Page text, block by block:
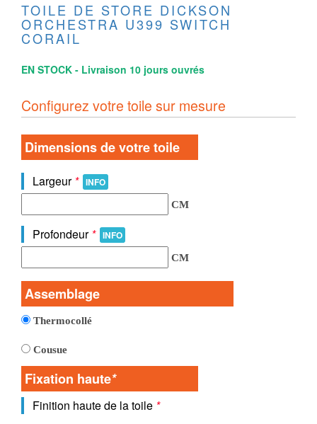
TOILE DE STORE DICKSON
ORCHESTRA U399 SWITCH
CORAIL
EN STOCK - Livraison 10 jours ouvrés
Configurez votre toile sur mesure
Dimensions de votre toile
Largeur * INFO
CM
Profondeur * INFO
CM
Assemblage
Thermocollé
Cousue
Fixation haute*
Finition haute de la toile *